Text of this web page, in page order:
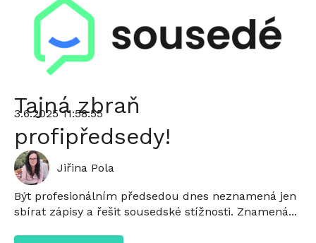
Tajná zbraň
profipředsedy!
Jiřina Pola
3.6.2025 11:58:55
Být profesionálním předsedou dnes neznamená jen
sbírat zápisy a řešit sousedské stížnosti. Znamená...